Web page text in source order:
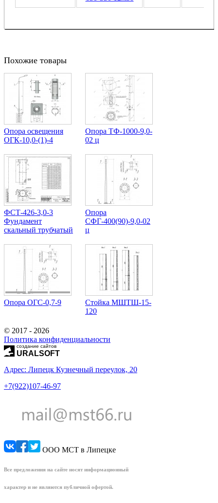
Похожие товары
Опора освещения
ОГК-10,0-(1)-4
Опора ТФ-1000-9,0-
02 ц
ФСТ-426-3,0-3
Фундамент
скальный трубчатый
Опора
СФГ-400(90)-9,0-02
ц
Опора ОГС-0,7-9
Стойка МШТШ-15-
120
© 2017 - 2026
Политика конфиденциальности
создание сайтов
URALSOFT
Адрес: Липецк Кузнечный переулок, 20
+7(922)107-46-97
ООО МСТ в Липецке
Все предложения на сайте носят информационный
характер и не являются публичной офертой.